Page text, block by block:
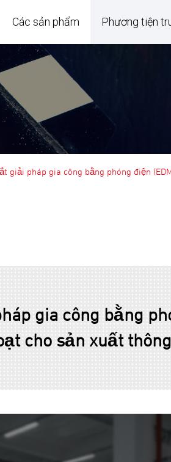
Các sản phẩm Phương tiện
giải pháp gia công bằng phóng điện
gia công bằng
cho sản xuất